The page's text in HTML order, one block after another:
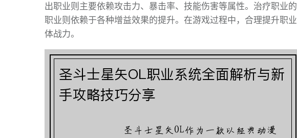
出职业则主要依赖攻击力、暴击率、技能伤害等属性。治疗职业
职业则依赖于各种增益效果的提升。在游戏过程中，合理提升职
体战力。